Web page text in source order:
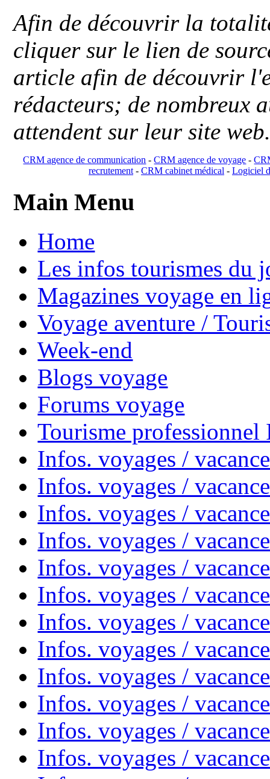
Afin de découvrir la
cliquer sur le lien de
article afin de découvrir
rédacteurs; de nombreux
attendent sur leur site
CRM agence de communication -CRM agence de voyage -
recrutement- CRM cabinet médical- Logiciel
Main Menu
Home
Les infos tourismes du
Magazines voyage en
Voyage aventure /
Week-end
Blogs voyage
Forums voyage
Tourisme
Infos. voyages /
Infos. voyages /
Infos. voyages /
Infos. voyages /
Infos. voyages /
Infos. voyages /
Infos. voyages /
Infos. voyages /
Infos. voyages /
Infos. voyages /
Infos. voyages /
Infos. voyages /